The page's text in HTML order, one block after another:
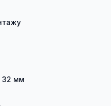
32 мм